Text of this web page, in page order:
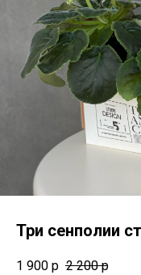
Три сенполии
1 900 р 2 200 р